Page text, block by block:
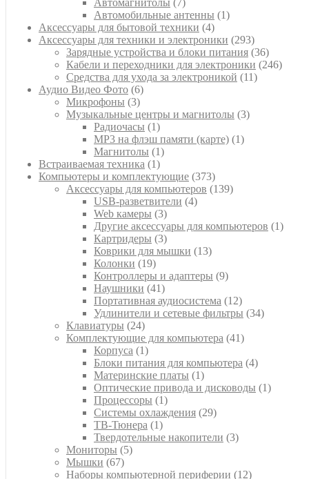
Автомагнитолы 7
товаров
Автомобильные антенны 11
Аксессуары для бытовой техники 44
товара
Аксессуары для техники и электроники 293293
товара
Зарядные устройства и блоки питания 3636
товаров
Кабели и переходники для электроники 246246
Средства для ухода за электроникой 1111
Аудио Видео Фото 66
товаров
Микрофоны 33
товара
Музыкальные центры и магнитолы 33
Радиочасы 11
товар
MP3 на флэш памяти (карте) 11
Магнитолы 11
Встраиваемая техника 11
товар
Компьютеры и комплектующие 373373
товара
Аксессуары для компьютеров 139139
USB-разветвители 44
Web камеры 33
товара
Другие аксессуары для компьютеров 11
Картридеры 33
товара
Коврики для мышки 1313
Колонки 1919
товаров
Контроллеры и адаптеры 99
Наушники 4141
товар
Портативная аудиосистема 1212
товаров
Удлинители и сетевые фильтры 3434
Клавиатуры 2424
товара
Комплектующие для компьютера 4141
Корпуса 11
товар
Блоки питания для компьютера 44
Материнские платы 11
товар
Оптические привода и дисководы 11
Процессоры 11
товар
Системы охлаждения 2929
ТВ-Тюнера 11
товар
Твердотельные накопители 33
Мониторы 55
Мышки 6767
товаров
Наборы компьютерной периферии 1212